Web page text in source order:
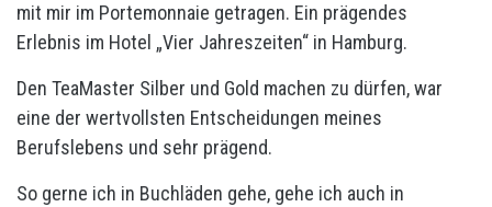
mit mir im Portemonnaie getragen. Ein prägendes
Erlebnis im Hotel „Vier Jahreszeiten“ in Hamburg.
Den TeaMaster Silber und Gold machen zu dürfen, war
eine der wertvollsten Entscheidungen meines
Berufslebens und sehr prägend.
So gerne ich in Buchläden gehe, gehe ich auch in